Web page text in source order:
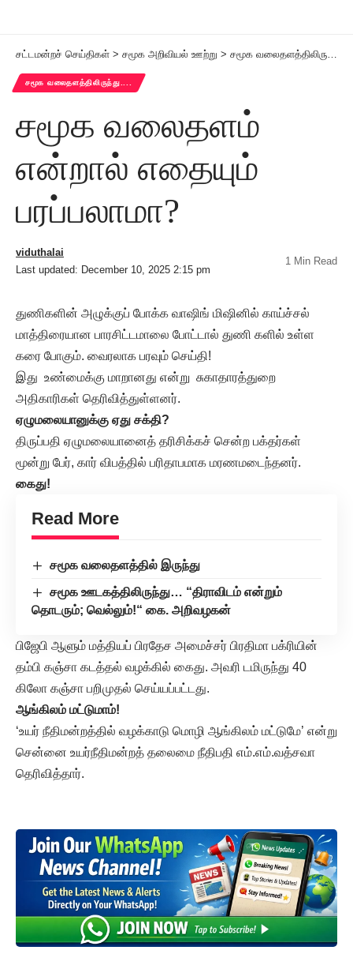
சட்டமன்றச் செய்திகள் > சமூக அறிவியல் ஊற்று > சமூக வலைதளத்திலிருந்து....
சமூக வலைதளத்திலிருந்து....
சமூக வலைதளம்
என்றால் எதையும்
பரப்பலாமா?
Last updated: December 10, 2025 2:15 pm
viduthalai
1 Min Read
துணிகளின் அழுக்குப் போக்க வாஷிங் மிஷினில் காய்ச்சல்
மாத்திரையான பாரசிட்டமாலை போட்டால் துணி களில் உள்ள
கரை போகும். வைரலாக பரவும் செய்தி!
இது உண்மைக்கு மாறானது என்று சுகாதாரத்துறை
அதிகாரிகள் தெரிவித்துள்ளனர்.
ஏழுமலையானுக்கு ஏது சக்தி?
திருப்பதி ஏழுமலையானைத் தரிசிக்கச் சென்ற பக்தர்கள்
மூன்று பேர், கார் விபத்தில் பரிதாபமாக மரணமடைந்தனர்.
கைது!
Read More
சமூக வலைதளத்தில் இருந்து
சமூக ஊடகத்திலிருந்து… “திராவிடம் என்றும்
தொடரும்; வெல்லும்!“ கை. அறிவழகன்
பிஜேபி ஆளும் மத்தியப் பிரதேச அமைச்சர் பிரதிமா பக்ரியின்
தம்பி கஞ்சா கடத்தல் வழக்கில் கைது. அவரி டமிருந்து 40
கிலோ கஞ்சா பறிமுதல் செய்யப்பட்டது.
ஆங்கிலம் மட்டுமாம்!
‘உயர் நீதிமன்றத்தில் வழக்காடு மொழி ஆங்கிலம் மட்டுமே’ என்று
சென்னை உயர்நீதிமன்றத் தலைமை நீதிபதி எம்.எம்.வத்சவா
தெரிவித்தார்.